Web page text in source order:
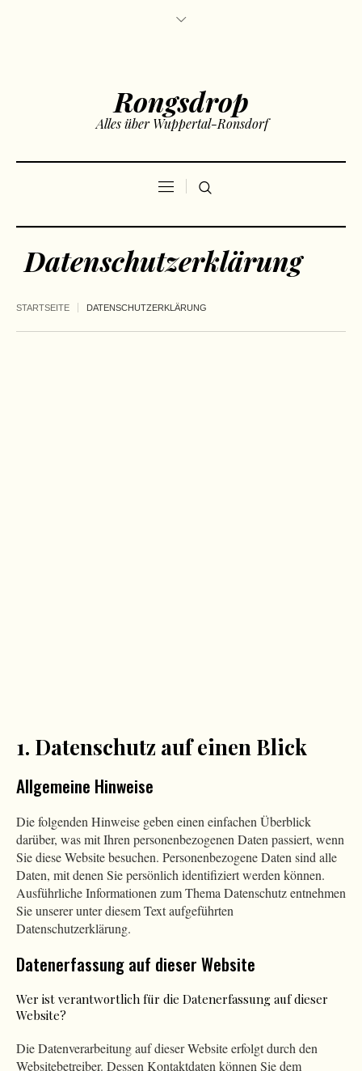
Rongsdrop
Alles über Wuppertal-Ronsdorf
Datenschutzerklärung
STARTSEITE DATENSCHUTZERKLÄRUNG
1. Datenschutz auf einen Blick
Allgemeine Hinweise
Die folgenden Hinweise geben einen einfachen Überblick
darüber, was mit Ihren personenbezogenen Daten passiert, wenn
Sie diese Website besuchen. Personenbezogene Daten sind alle
Daten, mit denen Sie persönlich identifiziert werden können.
Ausführliche Informationen zum Thema Datenschutz entnehmen
Sie unserer unter diesem Text aufgeführten
Datenschutzerklärung.
Datenerfassung auf dieser Website
Wer ist verantwortlich für die Datenerfassung auf dieser
Website?
Die Datenverarbeitung auf dieser Website erfolgt durch den
Websitebetreiber. Dessen Kontaktdaten können Sie dem